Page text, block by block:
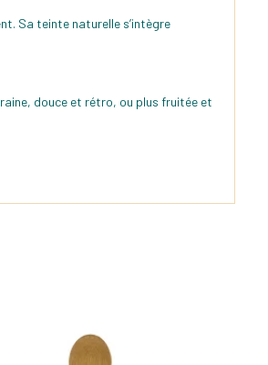
Sa teinte naturelle s’intègre
douce et rétro, ou plus fruitée et